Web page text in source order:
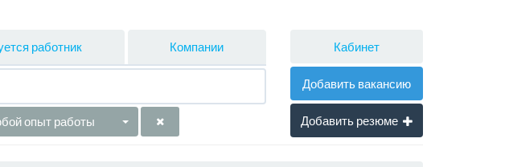
работник Компании
опыт работы
Кабинет
Добавить вакансию
Добавить резюме